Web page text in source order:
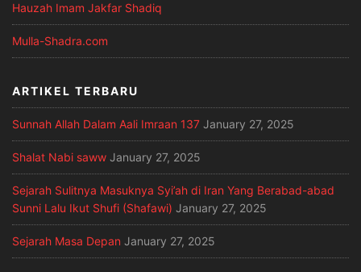
Hauzah Imam Jakfar Shadiq
Mulla-Shadra.com
ARTIKEL TERBARU
Sunnah Allah Dalam Aali Imraan 137 January 27, 2025
Shalat Nabi saww January 27, 2025
Sejarah Sulitnya Masuknya Syi’ah di Iran Yang Berabad-abad
Sunni Lalu Ikut Shufi (Shafawi) January 27, 2025
Sejarah Masa Depan January 27, 2025